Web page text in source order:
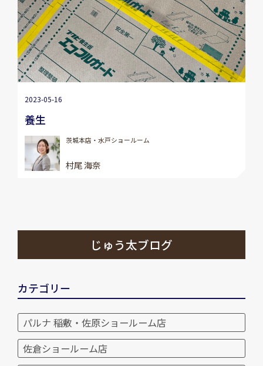
2023-05-16
養生
茨城本店・水戸ショールーム
村尾 海奈
じゅう太ブログ
カテゴリー
パルナ 稲敷・佐原ショールーム店
佐倉ショールーム店